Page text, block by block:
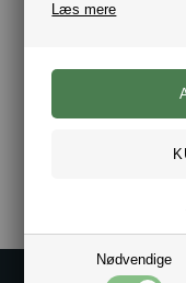
Læs mere
Nødvendige